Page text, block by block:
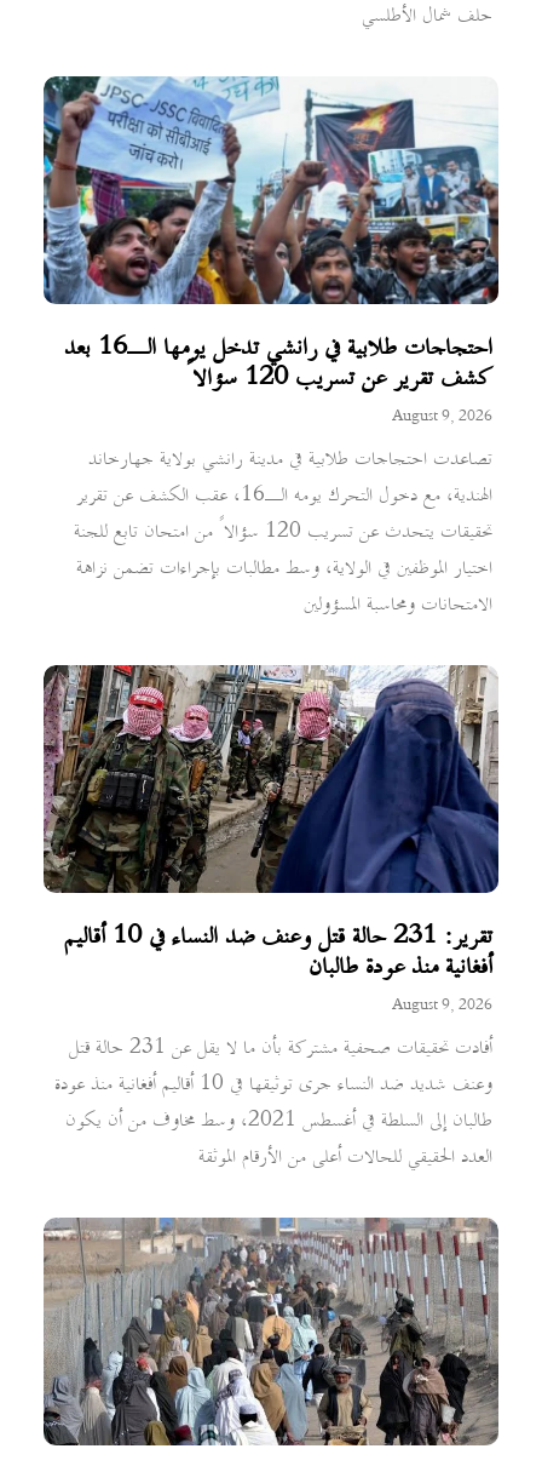
حلف شمال الأطلسي
احتجاجات طلابية في رانشي تدخل يومها الـ16 بعد
كشف تقرير عن تسريب 120 سؤالاً
August 9, 2026
تصاعدت احتجاجات طلابية في مدينة رانشي بولاية جهارخاند
الهندية، مع دخول التحرك يومه الـ16، عقب الكشف عن تقرير
تحقيقات يتحدث عن تسريب 120 سؤالاً من امتحان تابع للجنة
اختيار الموظفين في الولاية، وسط مطالبات بإجراءات تضمن نزاهة
الامتحانات ومحاسبة المسؤولين
تقرير: 231 حالة قتل وعنف ضد النساء في 10 أقاليم
أفغانية منذ عودة طالبان
August 9, 2026
أفادت تحقيقات صحفية مشتركة بأن ما لا يقل عن 231 حالة قتل
وعنف شديد ضد النساء جرى توثيقها في 10 أقاليم أفغانية منذ عودة
طالبان إلى السلطة في أغسطس 2021، وسط مخاوف من أن يكون
العدد الحقيقي للحالات أعلى من الأرقام الموثقة